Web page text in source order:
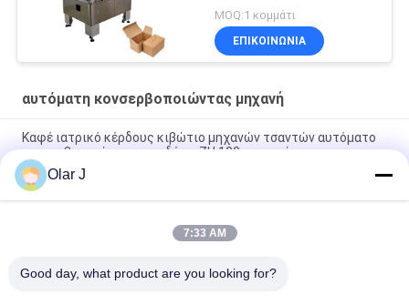
μηχανή 20-50 κιβώτια/
λεπτό
MOQ:1 κομμάτι
ΕΠΙΚΟΙΝΩΝΙΑ
αυτόματη κονσερβοποιώντας μηχανή
Καφέ ιατρικό κέρδους κιβώτιο μηχανών τσαντών αυτόματο
κονσερβοποιώντας που δένει ZH 100 με ταινία
Μηχανή συσκευασίας κιβωτίων μικροϋπολογιστών PLC
πλήρως αυτόματη που δένει KXZ 250B με ταινία
Μασκών αυτόματη κονσερβοποιώντας μηχανών μάσκα
Olar J
7:33 AM
Good day, what product are you looking for?